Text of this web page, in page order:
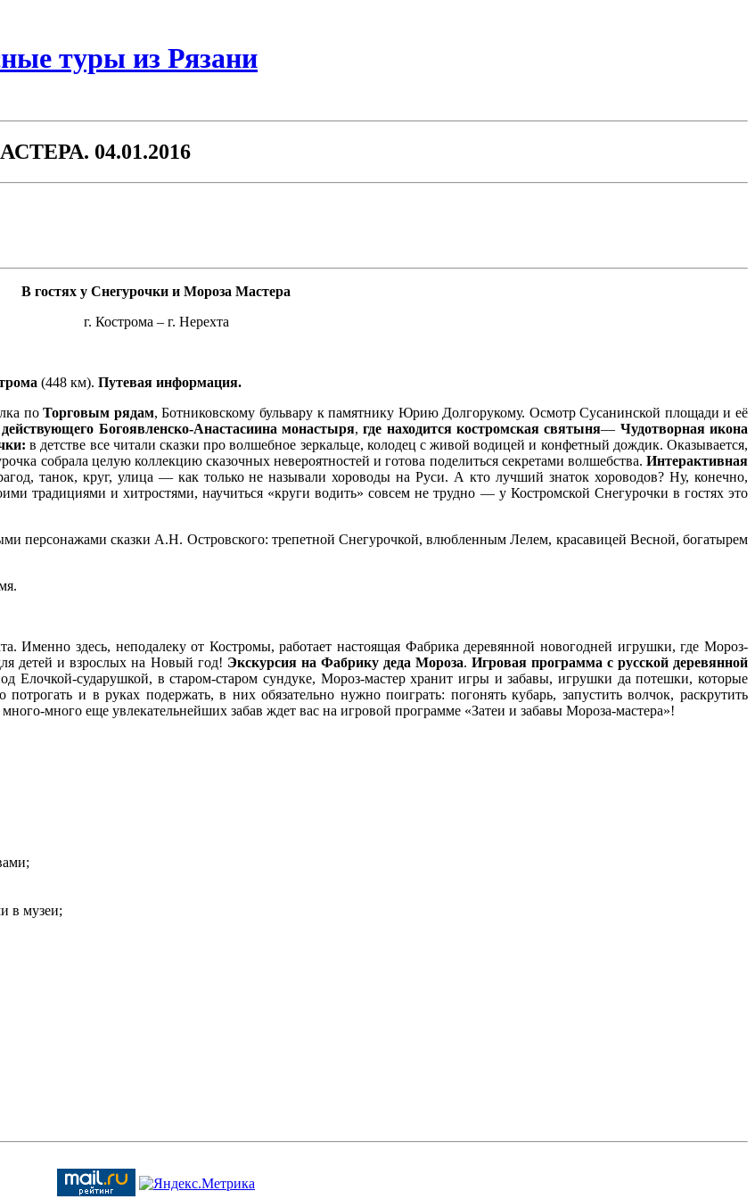
туры из Рязани
04.01.2016
В гостях у Снегурочки и Мороза Мастера
г. Кострома – г. Нерехта
(448 км). Путевая информация.
поТорговым рядам, Ботниковскому бульвару к памятнику Юрию Долгорукому. Осмотр Сусанинской площади и её
Богоявленско-Анастасиина монастыря, где находится костромская святыня— Чудотворная икона
в детстве все читали сказки про волшебное зеркальце, колодец с живой водицей и конфетный дождик. Оказывается,
собрала целую коллекцию сказочных невероятностей и готова поделиться секретами волшебства. Интерактивная
танок, круг, улица — как только не называли хороводы на Руси. А кто лучший знаток хороводов? Ну, конечно,
традициями и хитростями, научиться «круги водить» совсем не трудно — у Костромской Снегурочки в гостях это
персонажами сказки А.Н. Островского: трепетной Снегурочкой, влюбленным Лелем, красавицей Весной, богатырем
Именно здесь, неподалеку от Костромы, работает настоящая Фабрика деревянной новогодней игрушки, где Мороз-
детей и взрослых на Новый год! Экскурсия на Фабрику деда Мороза. Игровая программа с русской деревянной
Елочкой-сударушкой, в старом-старом сундуке, Мороз-мастер хранит игры и забавы, игрушки да потешки, которые
и в руках подержать, в них обязательно нужно поиграть: погонять кубарь, запустить волчок, раскрутить
много еще увлекательнейших забав ждет вас на игровой программе «Затеи и забавы Мороза-мастера»!
в музеи;